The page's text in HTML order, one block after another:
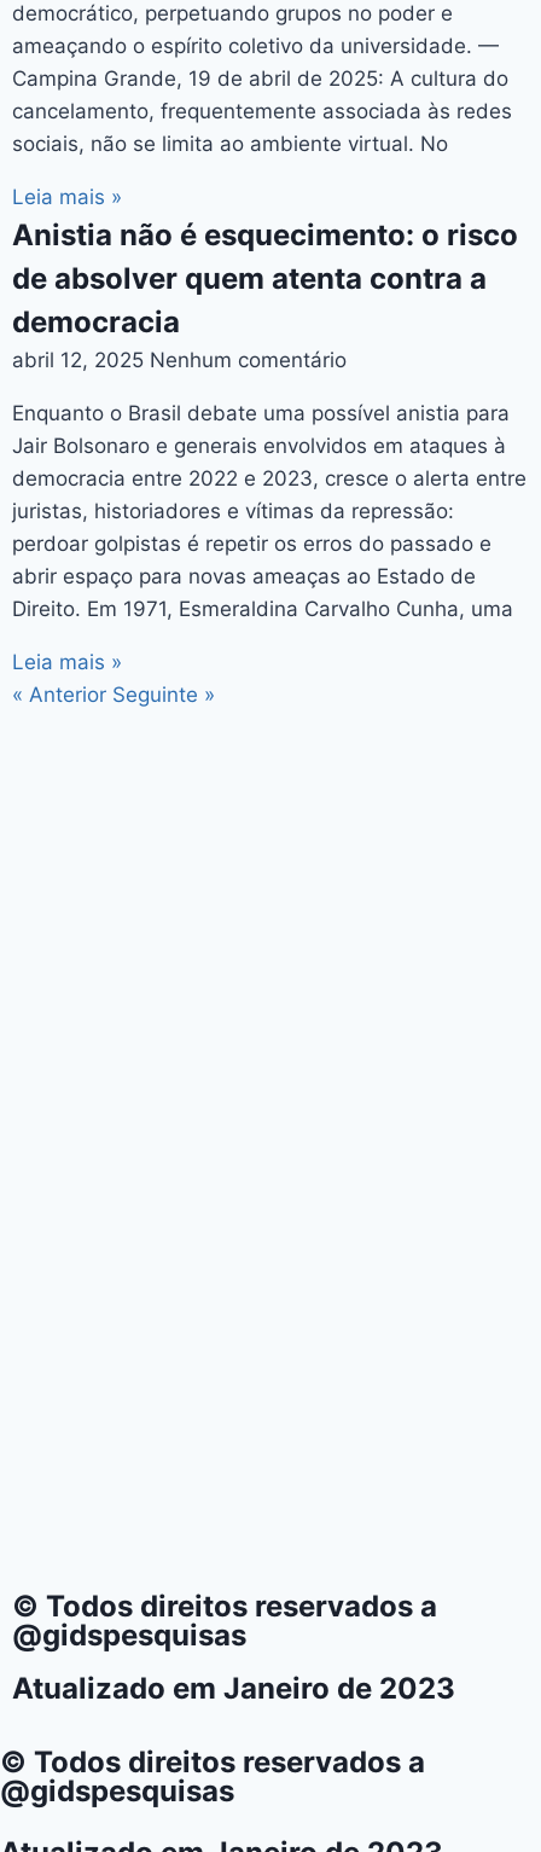
democrático, perpetuando grupos no poder e
ameaçando o espírito coletivo da universidade. —
Campina Grande, 19 de abril de 2025: A cultura do
cancelamento, frequentemente associada às redes
sociais, não se limita ao ambiente virtual. No
Leia mais »
Anistia não é esquecimento: o risco
de absolver quem atenta contra a
democracia
abril 12, 2025 Nenhum comentário
Enquanto o Brasil debate uma possível anistia para
Jair Bolsonaro e generais envolvidos em ataques à
democracia entre 2022 e 2023, cresce o alerta entre
juristas, historiadores e vítimas da repressão:
perdoar golpistas é repetir os erros do passado e
abrir espaço para novas ameaças ao Estado de
Direito. Em 1971, Esmeraldina Carvalho Cunha, uma
Leia mais »
« Anterior Seguinte »
© Todos direitos reservados a
@gidspesquisas
Atualizado em Janeiro de 2023
© Todos direitos reservados a
@gidspesquisas